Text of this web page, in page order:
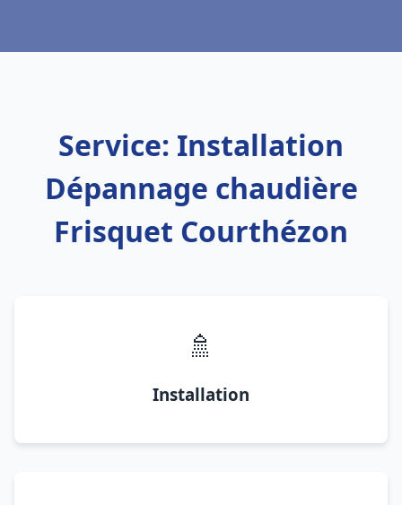
Service: Installation
Dépannage chaudière
Frisquet Courthézon
🚿
Installation